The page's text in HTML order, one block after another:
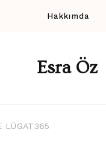
Hakkımda
Esra Öz
LÛGAT365